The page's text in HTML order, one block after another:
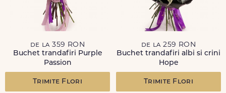
de la 359 RON
Buchet trandafiri Purple
Passion
Trimite Flori
de la 259 RON
Buchet trandafiri albi si crini
Hope
Trimite Flori